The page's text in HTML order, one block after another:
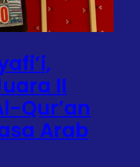
II
Qur’an
Arab